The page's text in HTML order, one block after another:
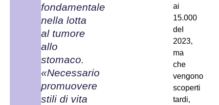
fondamentale
nella lotta
al tumore
allo
stomaco.
«Necessario
promuovere
stili di vita
ai
15.000
del
2023,
ma
che
vengono
scoperti
tardi,